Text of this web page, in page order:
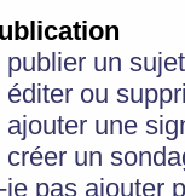
un
ou
une
un
pas ajouter